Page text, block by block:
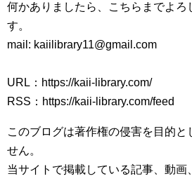
何かありましたら、こちらまでよろ
す。
mail: kaiilibrary11@gmail.com
URL：https://kaii-library.com/
RSS：https://kaii-library.com/feed
このブログは著作権の侵害を目的と
せん。
当サイトで掲載している記事、動画